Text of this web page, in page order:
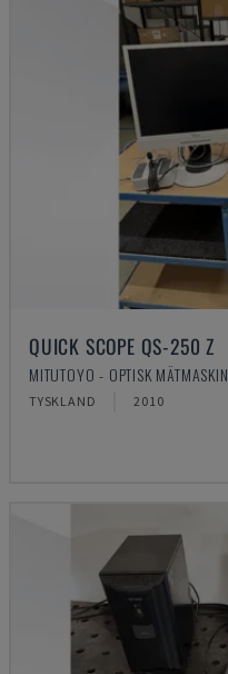
QUICK SCOPE QS-250 Z
MITUTOYO - OPTISK MÄTMASKIN
TYSKLAND 2010